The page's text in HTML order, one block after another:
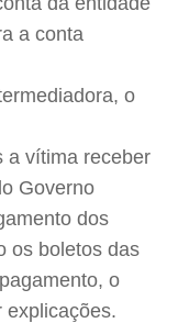
a conta
o
a vítima receber
Governo
dos
os boletos das
o
explicações.